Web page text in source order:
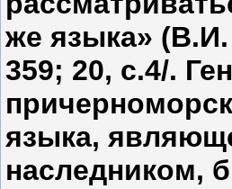
же языка»
359; 20, с.4/.
языка,
наследником,